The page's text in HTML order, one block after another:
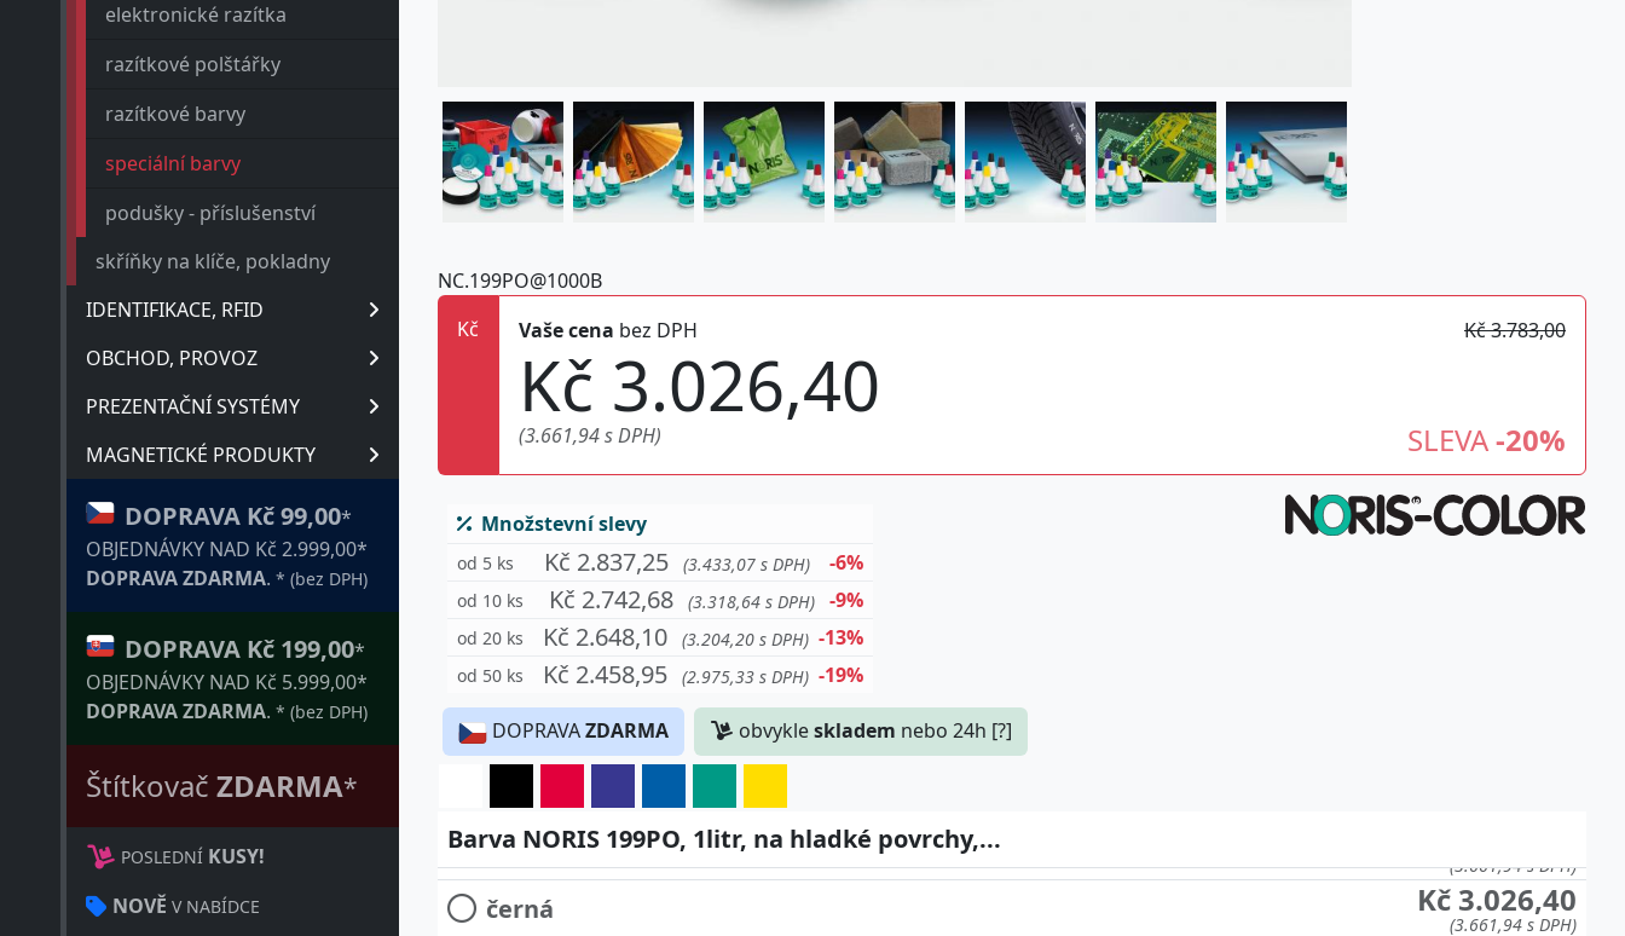
elektronické razítka
razítkové polštářky
razítkové barvy
speciální barvy
podušky - příslušenství
skříňky na klíče, pokladny
IDENTIFIKACE, RFID
OBCHOD, PROVOZ
PREZENTAČNÍ SYSTÉMY
MAGNETICKÉ PRODUKTY
DOPRAVA Kč 99,00*
OBJEDNÁVKY NAD Kč 2.999,00*
DOPRAVA ZDARMA. * (bez DPH)
DOPRAVA Kč 199,00*
OBJEDNÁVKY NAD Kč 5.999,00*
DOPRAVA ZDARMA. * (bez DPH)
Štítkovač ZDARMA*
POSLEDNÍ KUSY!
NOVĚ V NABÍDCE
NC.199PO@1000B
Kč
Vaše cena bez DPH Kč 3.783,00
Kč 3.026,40
(3.661,94 s DPH) SLEVA -20%
Množstevní slevy
od 5 ks Kč 2.837,25 (3.433,07 s DPH) -6%
od 10 ks Kč 2.742,68 (3.318,64 s DPH) -9%
od 20 ks Kč 2.648,10 (3.204,20 s DPH) -13%
od 50 ks Kč 2.458,95 (2.975,33 s DPH) -19%
DOPRAVA ZDARMA obvykleskladem nebo 24h [?]
Barva NORIS 199PO, 1litr, na hladké povrchy,...
bílá
černá Kč 3.026,40
(3.661,94 s DPH)